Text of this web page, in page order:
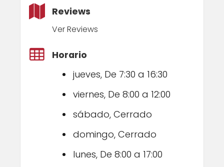
Reviews
Ver Reviews
Horario
jueves, De 7:30 a 16:30
viernes, De 8:00 a 12:00
sábado, Cerrado
domingo, Cerrado
lunes, De 8:00 a 17:00